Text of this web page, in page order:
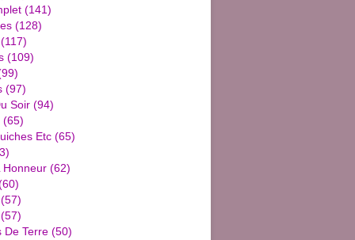
(141)
(128)
(117)
(109)
(97)
Soir (94)
(65)
Etc (65)
Honneur (62)
(57)
(57)
De Terre (50)